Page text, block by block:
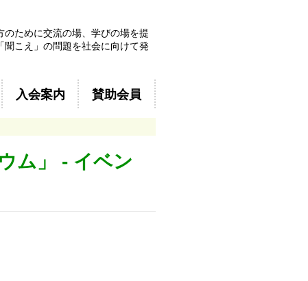
ために交流の場、学びの場を提
こえ」の問題を社会に向けて発
入会案内 賛助会員
ム」 - イベン